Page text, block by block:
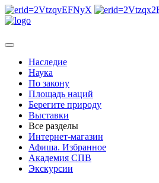
Наследие
Наука
По закону
Площадь наций
Берегите природу
Выставки
Все разделы
Интернет-магазин
Афиша. Избранное
Академия СПВ
Экскурсии